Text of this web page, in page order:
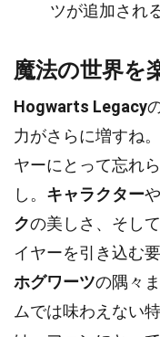
ツが追加され
魔法の世界を
Hogwarts Legacy
力がさらに増すね
ヤーにとって忘れ
し。 キャラクターや
クの美しさ、そして
イヤーを引き込む要
ホグワーツの隅々
ムでは味わえない